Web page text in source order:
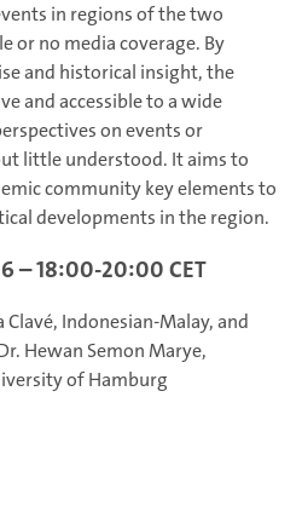
in regions of the two
or no media coverage. By
and historical insight, the
and accessible to a wide
on events or
little understood. It aims to
community key elements to
developments in the region.
– 18:00-20:00 CET
Clavé, Indonesian-Malay, and
Hewan Semon Marye,
of Hamburg